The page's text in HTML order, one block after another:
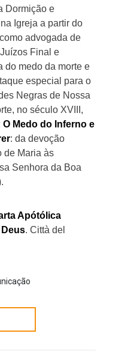
Dormição e
Igreja a partir do
advogada de
Final e
do medo da morte e
especial para o
Negras de Nossa
no século XVIII,
O Medo do Inferno e
: da devoção
de Maria às
Senhora da Boa
Apótólica
. Città del